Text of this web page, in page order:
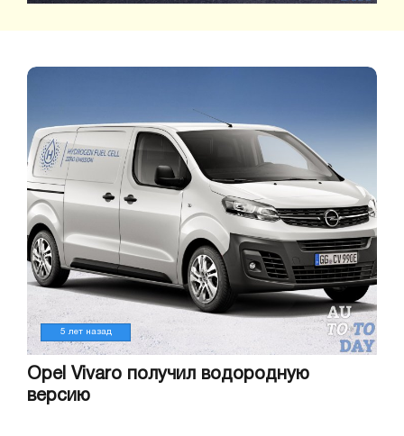
5 лет назад
Opel Vivaro получил водородную
версию